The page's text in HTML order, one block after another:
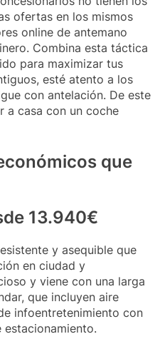
ofertas en los mismos
online de antemano
Combina esta táctica
para maximizar tus
esté atento a los
con antelación. De este
a casa con un coche
que
13.940€
y asequible que
en ciudad y
y viene con una larga
que incluyen aire
infoentretenimiento con